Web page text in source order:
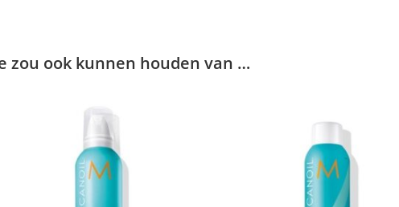
zou ook kunnen houden van …